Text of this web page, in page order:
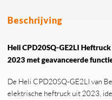
Beschrijving
Heli CPD20SQ-GE2LI
2023 met geavanceerde
De Heli CPD20SQ-GE2LI van
elektrische heftruck uit 2023,